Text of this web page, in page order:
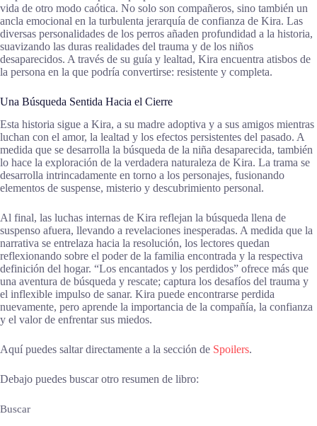
vida de otro modo caótica. No solo son compañeros, sino también un
ancla emocional en la turbulenta jerarquía de confianza de Kira. Las
diversas personalidades de los perros añaden profundidad a la historia,
suavizando las duras realidades del trauma y de los niños
desaparecidos. A través de su guía y lealtad, Kira encuentra atisbos de
la persona en la que podría convertirse: resistente y completa.
Una Búsqueda Sentida Hacia el Cierre
Esta historia sigue a Kira, a su madre adoptiva y a sus amigos mientras
luchan con el amor, la lealtad y los efectos persistentes del pasado. A
medida que se desarrolla la búsqueda de la niña desaparecida, también
lo hace la exploración de la verdadera naturaleza de Kira. La trama se
desarrolla intrincadamente en torno a los personajes, fusionando
elementos de suspense, misterio y descubrimiento personal.
Al final, las luchas internas de Kira reflejan la búsqueda llena de
suspenso afuera, llevando a revelaciones inesperadas. A medida que la
narrativa se entrelaza hacia la resolución, los lectores quedan
reflexionando sobre el poder de la familia encontrada y la respectiva
definición del hogar. “Los encantados y los perdidos” ofrece más que
una aventura de búsqueda y rescate; captura los desafíos del trauma y
el inflexible impulso de sanar. Kira puede encontrarse perdida
nuevamente, pero aprende la importancia de la compañía, la confianza
y el valor de enfrentar sus miedos.
Aquí puedes saltar directamente a la sección de Spoilers.
Debajo puedes buscar otro resumen de libro:
Buscar